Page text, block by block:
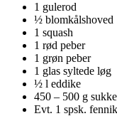
1 gulerod
½ blomkålshoved
1 squash
1 rød peber
1 grøn peber
1 glas syltede løg
½ l eddike
450 – 500 g
Evt. 1 spsk.